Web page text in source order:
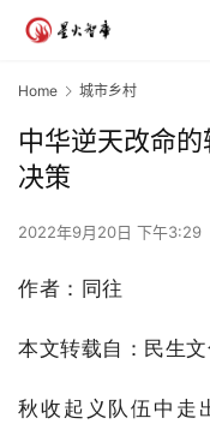
Home 城市乡村
中华逆天改命
决策
2022年9月20日 下午3:29
作者：同往
本文转载自：民生
秋收起义队伍中走